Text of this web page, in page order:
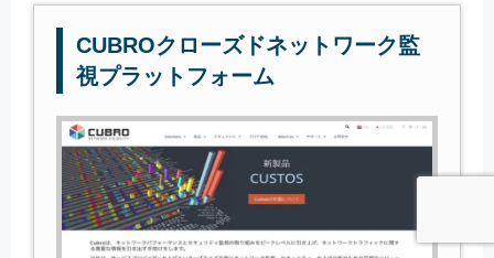
CUBROクローズドネットワーク監
視プラットフォーム